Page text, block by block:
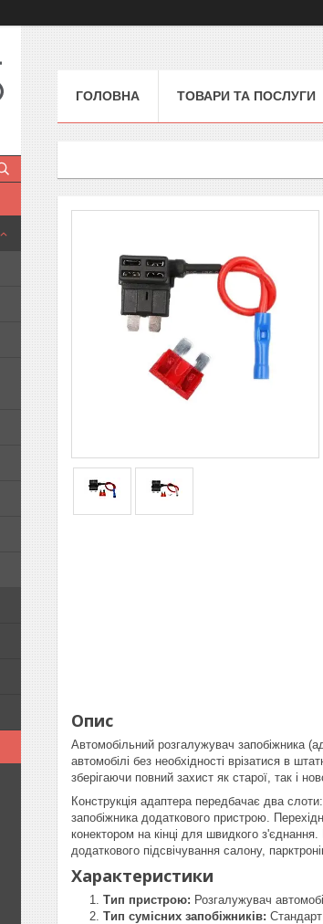
ГОЛОВНА ТОВАРИ ТА ПОСЛУГИ
Опис
Автомобільний розгалужувач запобіжника
автомобілі без необхідності врізатися в
зберігаючи повний захист як старої, так і
Конструкція адаптера передбачає два
запобіжника додаткового пристрою.
конектором на кінці для швидкого
додаткового підсвічування салону,
Характеристики
Тип пристрою: Розгалужувач
Тип сумісних запобіжників: